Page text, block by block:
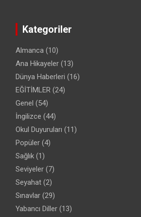
Kategoriler
Almanca (10)
Ana Hikayeler (13)
Dünya Haberleri (16)
EĞİTİMLER (24)
Genel (54)
İngilizce (44)
Okul Duyuruları (11)
Popüler (4)
Sağlık (1)
Seviyeler (7)
Seyahat (2)
Sınavlar (29)
Yabancı Diller (13)